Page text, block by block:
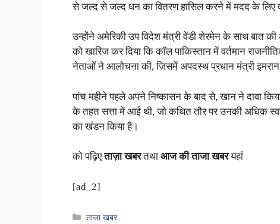
से जल्द से जल्द धन का वितरण हासिल करने में मदद के लिए
उन्होंने अमेरिकी उप विदेश मंत्री वेंडी शेरमेन के साथ बात
को खारिज कर दिया कि कॉल पाकिस्तान में वर्तमान
नेताओं ने आलोचना की, जिसमें अपदस्थ प्रधान मंत्री
पांच महीने पहले अपने निष्कासन के बाद से, खान ने दावा
के तहत सत्ता में आई थी, जो कथित तौर पर उनकी अधिक
का खंडन किया है।
को पढ़िएताज़ा खबरतथा आज की ताजा खबरयहां
[ad_2]
Categories
ताजा खबर